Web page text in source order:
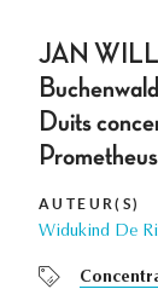
JAN
Duits
AUTEUR(S)
Widukind De